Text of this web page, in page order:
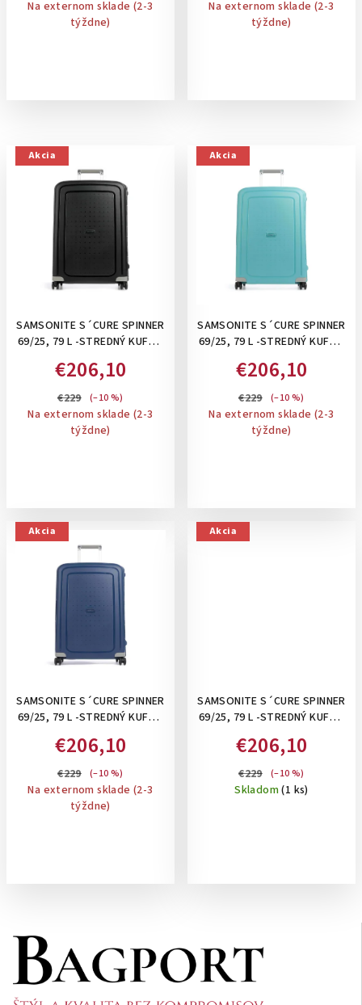
Na externom sklade (2-3
týždne)
Na externom sklade (2-3
týždne)
Akcia
SAMSONITE S´CURE SPINNER
69/25, 79 L -STREDNÝ KUFOR
BLACK
€206,10
€229 (–10 %)
Na externom sklade (2-3
týždne)
Akcia
SAMSONITE S´CURE SPINNER
69/25, 79 L -STREDNÝ KUFOR
AQUA BLUE
€206,10
€229 (–10 %)
Na externom sklade (2-3
týždne)
Akcia
SAMSONITE S´CURE SPINNER
69/25, 79 L -STREDNÝ KUFOR
DARK BLUE
€206,10
€229 (–10 %)
Na externom sklade (2-3
týždne)
Akcia
SAMSONITE S´CURE SPINNER
69/25, 79 L -STREDNÝ KUFOR
SILVER
€206,10
€229 (–10 %)
Skladom(1 ks)